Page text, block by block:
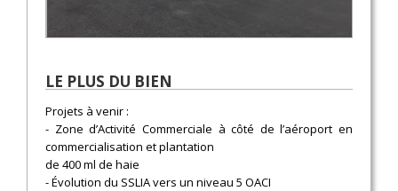
LE PLUS DU BIEN
Projets à venir :
- Zone d’Activité Commerciale à côté de l’aéroport en
commercialisation et plantation
de 400 ml de haie
- Évolution du SSLIA vers un niveau 5 OACI